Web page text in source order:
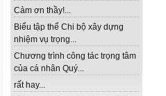
Cảm ơn thầy!...
Biểu tập thể Chi bộ xây dựng
nhiệm vụ trọng...
Chương trình công tác trọng tâm
của cá nhân Quý...
rất hay...